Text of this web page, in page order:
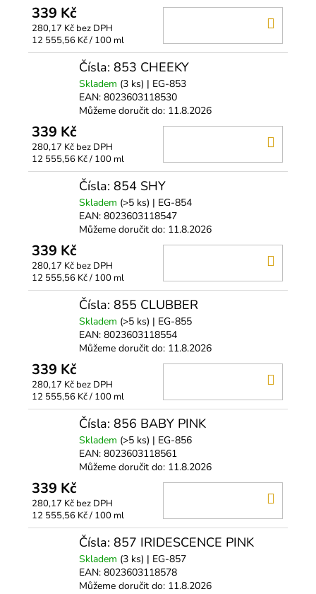
339 Kč
280,17 Kč bez DPH
Měrná
cena:
12 555,56 Kč / 100 ml
Čísla: 853 CHEEKY
Skladem (3 ks) | EG-853
EAN: 8023603118530
Můžeme doručit do: 11.8.2026
339 Kč
280,17 Kč bez DPH
Měrná
cena:
12 555,56 Kč / 100 ml
Čísla: 854 SHY
Skladem (>5 ks) | EG-854
EAN: 8023603118547
Můžeme doručit do: 11.8.2026
339 Kč
280,17 Kč bez DPH
Měrná
cena:
12 555,56 Kč / 100 ml
Čísla: 855 CLUBBER
Skladem (>5 ks) | EG-855
EAN: 8023603118554
Můžeme doručit do: 11.8.2026
339 Kč
280,17 Kč bez DPH
Měrná
cena:
12 555,56 Kč / 100 ml
Čísla: 856 BABY PINK
Skladem (>5 ks) | EG-856
EAN: 8023603118561
Můžeme doručit do: 11.8.2026
339 Kč
280,17 Kč bez DPH
Měrná
cena:
12 555,56 Kč / 100 ml
Čísla: 857 IRIDESCENCE PINK
Skladem (3 ks) | EG-857
EAN: 8023603118578
Můžeme doručit do: 11.8.2026